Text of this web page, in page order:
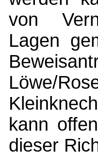
von
Lagen
Löwe/
kann
dieser